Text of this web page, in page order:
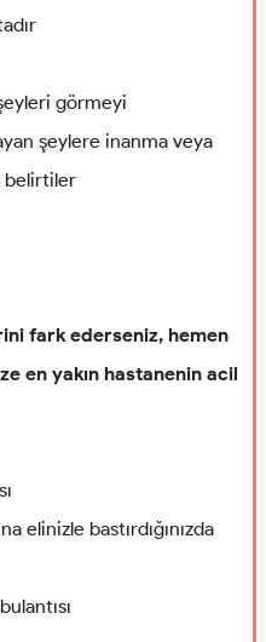
görmeyi
şeylere inanma veya
belirtiler
fark ederseniz, hemen
en yakın hastanenin acil
elinizle bastırdığınızda